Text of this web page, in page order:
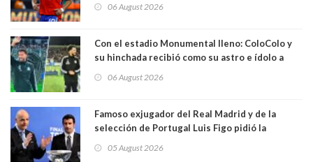
06 August 2026
Con el estadio Monumental lleno: ColoColo y
su hinchada recibió como su astro e ídolo a
06 August 2026
Famoso exjugador del Real Madrid y de la
selección de Portugal Luis Figo pidió la
comportamiento más bajo y cobarde que he
05 August 2026